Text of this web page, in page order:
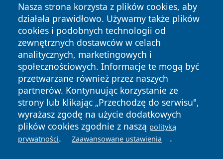
Nasza strona korzysta z plików cookies, aby
działała prawidłowo. Używamy także plików
cookies i podobnych technologii od
zewnętrznych dostawców w celach
analitycznych, marketingowych i
społecznościowych. Informacje te mogą być
przetwarzane również przez naszych
partnerów. Kontynuując korzystanie ze
strony lub klikając „Przechodzę do serwisu",
wyrażasz zgodę na użycie dodatkowych
plików cookies zgodnie z naszą polityką
prywatności. Zaawansowane ustawienia .
Copyright © 2026 faktybytom.pl Wszystkie prawa zastrzeżone.
News Autorzy
Polityka
Prywatności
Polityka
Cookies